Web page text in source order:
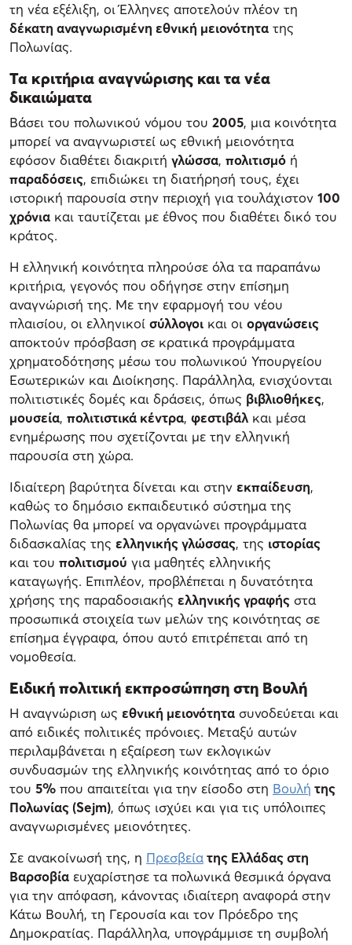
τη νέα εξέλιξη, οι Έλληνες αποτελούν πλέον τη
δέκατη αναγνωρισμένη εθνική μειονότητα της
Πολωνίας.
Τα κριτήρια αναγνώρισης και τα νέα
δικαιώματα
Βάσει του πολωνικού νόμου του 2005, μια κοινότητα
μπορεί να αναγνωριστεί ως εθνική μειονότητα
εφόσον διαθέτει διακριτή γλώσσα, πολιτισμό ή
παραδόσεις, επιδιώκει τη διατήρησή τους, έχει
ιστορική παρουσία στην περιοχή για τουλάχιστον 100
χρόνια και ταυτίζεται με έθνος που διαθέτει δικό του
κράτος.
Η ελληνική κοινότητα πληρούσε όλα τα παραπάνω
κριτήρια, γεγονός που οδήγησε στην επίσημη
αναγνώρισή της. Με την εφαρμογή του νέου
πλαισίου, οι ελληνικοί σύλλογοι και οι οργανώσεις
αποκτούν πρόσβαση σε κρατικά προγράμματα
χρηματοδότησης μέσω του πολωνικού Υπουργείου
Εσωτερικών και Διοίκησης. Παράλληλα, ενισχύονται
πολιτιστικές δομές και δράσεις, όπως βιβλιοθήκες,
μουσεία, πολιτιστικά κέντρα, φεστιβάλ και μέσα
ενημέρωσης που σχετίζονται με την ελληνική
παρουσία στη χώρα.
Ιδιαίτερη βαρύτητα δίνεται και στην εκπαίδευση,
καθώς το δημόσιο εκπαιδευτικό σύστημα της
Πολωνίας θα μπορεί να οργανώνει προγράμματα
διδασκαλίας της ελληνικής γλώσσας, της ιστορίας
και του πολιτισμού για μαθητές ελληνικής
καταγωγής. Επιπλέον, προβλέπεται η δυνατότητα
χρήσης της παραδοσιακής ελληνικής γραφής στα
προσωπικά στοιχεία των μελών της κοινότητας σε
επίσημα έγγραφα, όπου αυτό επιτρέπεται από τη
νομοθεσία.
Ειδική πολιτική εκπροσώπηση στη Βουλή
Η αναγνώριση ως εθνική μειονότητα συνοδεύεται και
από ειδικές πολιτικές πρόνοιες. Μεταξύ αυτών
περιλαμβάνεται η εξαίρεση των εκλογικών
συνδυασμών της ελληνικής κοινότητας από το όριο
του 5% που απαιτείται για την είσοδο στη Βουλή της
Πολωνίας (Sejm), όπως ισχύει και για τις υπόλοιπες
αναγνωρισμένες μειονότητες.
Σε ανακοίνωσή της, η Πρεσβείατης Ελλάδας στη
Βαρσοβία ευχαρίστησε τα πολωνικά θεσμικά όργανα
για την απόφαση, κάνοντας ιδιαίτερη αναφορά στην
Κάτω Βουλή, τη Γερουσία και τον Πρόεδρο της
Δημοκρατίας. Παράλληλα, υπογράμμισε τη συμβολή